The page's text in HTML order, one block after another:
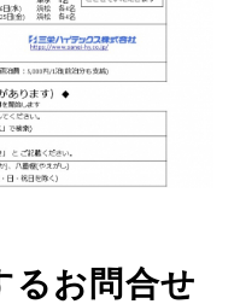
るお問合せ